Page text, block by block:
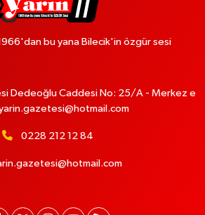
bu yana Bilecik'in özgür sesi
Dedeoğlu Caddesi No: 25/A - Merkez e
0228 212 12 84